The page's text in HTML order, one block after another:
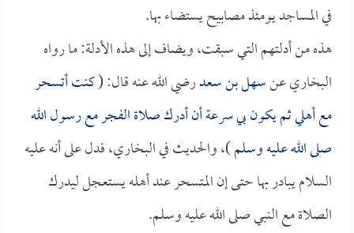
في المساجد يومئذ مصابيح يستضاء بها.
هذه من أدلتهم التي سبقت، ويضاف إلى هذه الأدلة: ما رواه
البخاري عنسهل بن سعدرضي الله عنه قال: (كنت أتسحر
مع أهلي ثم يكون بي سرعة أن أدرك صلاة الفجر مع رسول الله
صلى الله عليه وسلم)، والحديث في البخاري، فدل على أنه عليه
السلام يبادر بها حتى إن المتسحر عند أهله يستعجل ليدرك
الصلاة مع النبي صلى الله عليه وسلم.